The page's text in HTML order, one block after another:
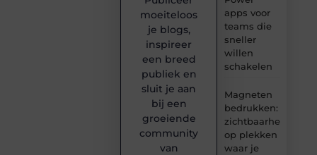
apps voor
teams die
sneller
willen
schakelen
Magneten
bedrukken:
zichtbaarheid
op plekken
waar je
moeiteloos
je blogs,
inspireer
een breed
publiek en
sluit je aan
bij een
groeiende
community
van